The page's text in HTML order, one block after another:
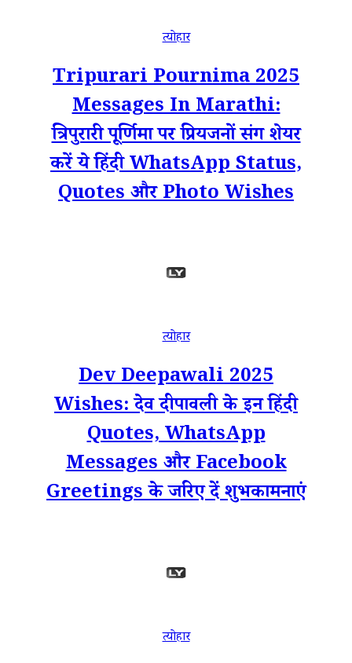
त्योहार
Tripurari Pournima 2025
Messages In Marathi:
त्रिपुरारी पूर्णिमा पर प्रियजनों संग शेयर
करें ये हिंदी WhatsApp Status,
Quotes और Photo Wishes
त्योहार
Dev Deepawali 2025
Wishes: देव दीपावली के इन हिंदी
Quotes, WhatsApp
Messages और Facebook
Greetings के जरिए दें शुभकामनाएं
त्योहार